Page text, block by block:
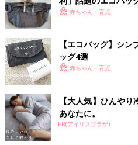
赤ちゃん・育児
【エコバッグ】シ
ッグ4選
赤ちゃん・育児
【大人気】ひんや
あなたに。
PR(アイリスプラザ)